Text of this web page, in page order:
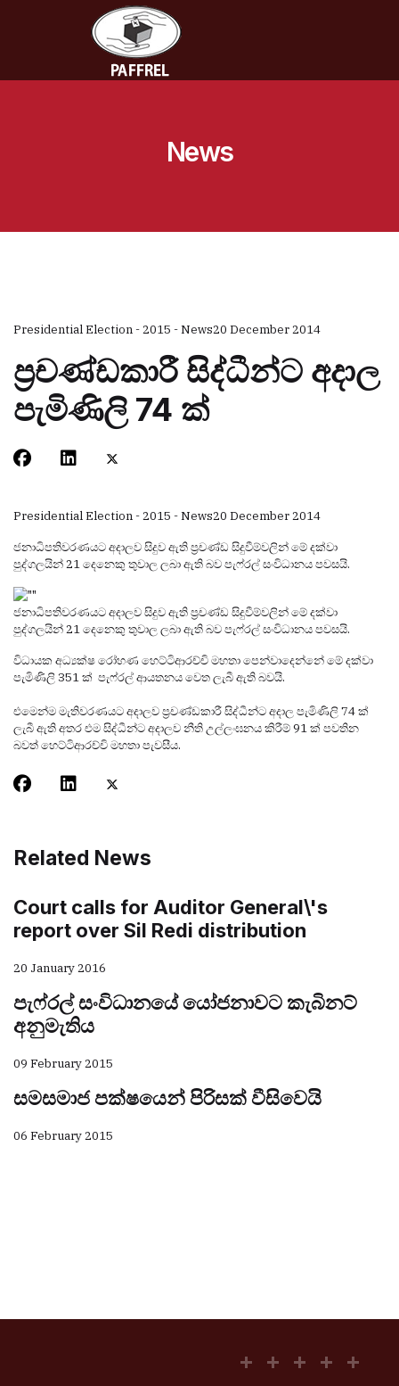
News
Presidential Election - 2015 - News20 December 2014
ප්‍රචණ්ඩකාරී සිද්ධීන්ට අදාල
පැමිණිලි 74 ක්
Presidential Election - 2015 - News20 December 2014
ජනාධිපතිවරණයට අදාලව සිදුව ඇති ප්‍රචණ්ඩ සිදුවීම්වලින් මේ දක්වා
පුද්ගලයින් 21 දෙනෙකු තුවාල ලබා ඇති බව පැෆ්රල් සංවිධානය පවසයි.
ජනාධිපතිවරණයට අදාලව සිදුව ඇති ප්‍රචණ්ඩ සිදුවීම්වලින් මේ දක්වා
පුද්ගලයින් 21 දෙනෙකු තුවාල ලබා ඇති බව පැෆ්රල් සංවිධානය පවසයි.
විධායක අධ්‍යක්ෂ රෝහණ හෙට්ටිආරච්චි මහතා පෙන්වාදෙන්නේ මේ දක්වා
පැමිණිලි 351 ක් පැෆ්රල් ආයතනය වෙත ලැබී ඇති බවයි.
එමෙන්ම මැතිවරණයට අදාලව ප්‍රචණ්ඩකාරී සිද්ධීන්ට අදාල පැමිණිලි 74 ක්
ලැබී ඇති අතර එම සිද්ධීන්ට අදාලව නීති උල්ලංඝනය කිරීම් 91 ක් පවතින
බවත් හෙට්ටිආරච්චි මහතා පැවසීය.
Related News
Court calls for Auditor General\'s
report over Sil Redi distribution
20 January 2016
පැෆ්රල් සංවිධානයේ යෝජනාවට කැබිනට්
අනුමැතිය
09 February 2015
සමසමාජ පක්ෂයෙන් පිරිසක් වීසිවෙයි
06 February 2015